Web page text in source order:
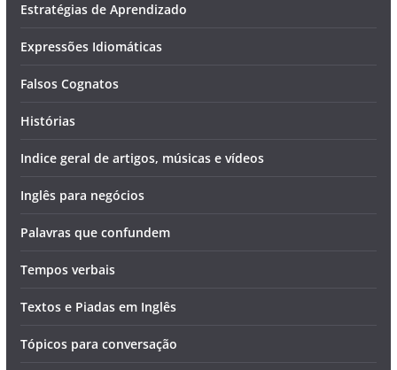
Estratégias de Aprendizado
Expressões Idiomáticas
Falsos Cognatos
Histórias
Indice geral de artigos, músicas e vídeos
Inglês para negócios
Palavras que confundem
Tempos verbais
Textos e Piadas em Inglês
Tópicos para conversação